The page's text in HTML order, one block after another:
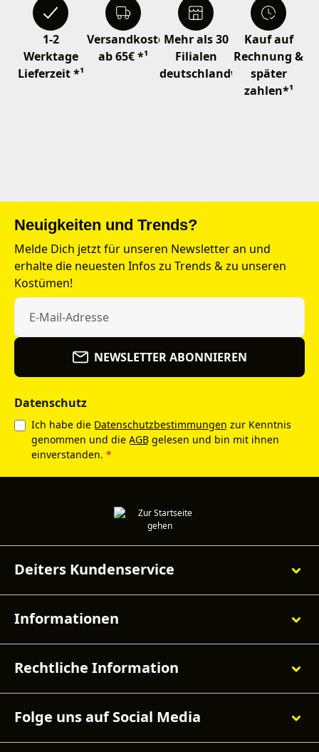
1-2
Werktage
Lieferzeit *¹
Versandkostenfrei
ab 65€ *¹
Mehr als 30
Filialen
deutschlandweit
Kauf auf
Rechnung &
später
zahlen*¹
Neuigkeiten und Trends?
Melde Dich jetzt für unseren Newsletter an und
erhalte die neuesten Infos zu Trends & zu unseren
Kostümen!
NEWSLETTER ABONNIEREN
Datenschutz
Ich habe die Datenschutzbestimmungen zur Kenntnis
genommen und die AGB gelesen und bin mit ihnen
einverstanden. *
Deiters Kundenservice
Informationen
Rechtliche Information
Folge uns auf Social Media